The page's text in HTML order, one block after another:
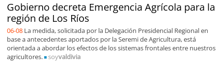
Gobierno decreta Emergencia Agrícola para la
región de Los Ríos
06-08 La medida, solicitada por la Delegación Presidencial Regional en
base a antecedentes aportados por la Seremi de Agricultura, está
orientada a abordar los efectos de los sistemas frontales entre nuestros
agricultores.
soyvaldivia